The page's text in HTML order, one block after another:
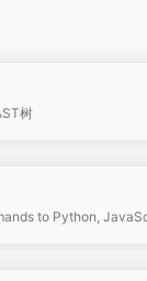
树
to Python,